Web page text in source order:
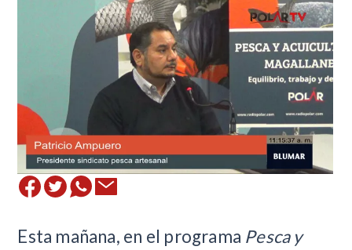
Esta mañana, en el programa Pesca y